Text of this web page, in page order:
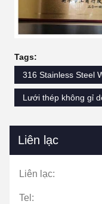
Tags:
316 Stainless Steel
Lưới thép không gỉ
Liên lạc
Liên lạc:
Tel: